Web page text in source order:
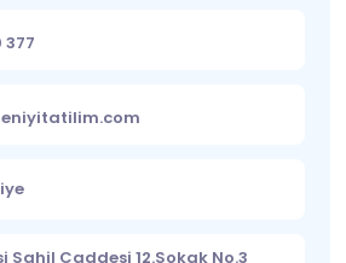
377
Sahil Caddesi 12.Sokak No.3